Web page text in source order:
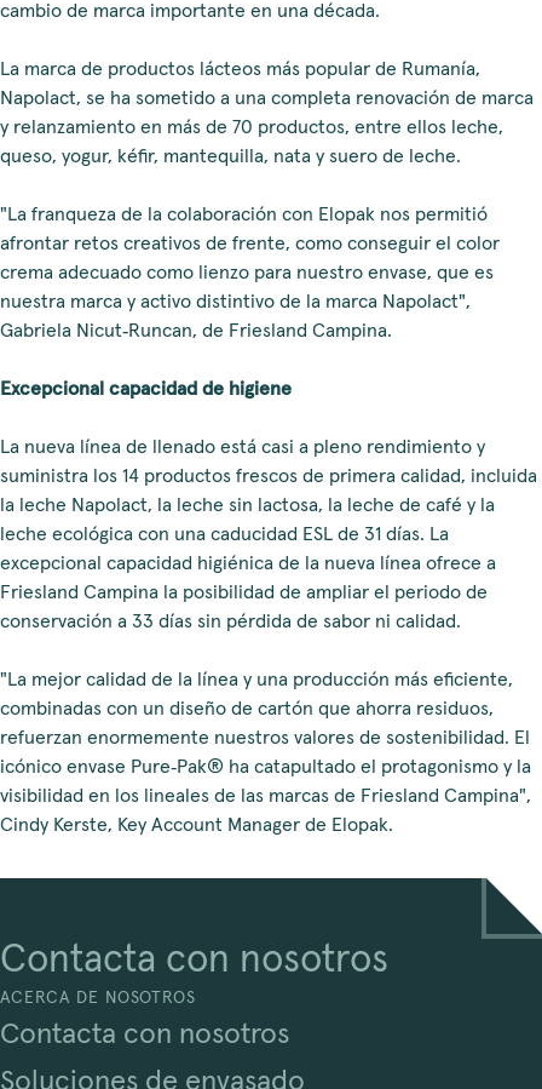
cambio de marca importante en una década.
La marca de productos lácteos más popular de Rumanía,
Napolact, se ha sometido a una completa renovación de marca
y relanzamiento en más de 70 productos, entre ellos leche,
queso, yogur, kéfir, mantequilla, nata y suero de leche.
"La franqueza de la colaboración con Elopak nos permitió
afrontar retos creativos de frente, como conseguir el color
crema adecuado como lienzo para nuestro envase, que es
nuestra marca y activo distintivo de la marca Napolact",
Gabriela Nicut‑Runcan, de Friesland Campina.
Excepcional capacidad de higiene
La nueva línea de llenado está casi a pleno rendimiento y
suministra los 14 productos frescos de primera calidad, incluida
la leche Napolact, la leche sin lactosa, la leche de café y la
leche ecológica con una caducidad ESL de 31 días. La
excepcional capacidad higiénica de la nueva línea ofrece a
Friesland Campina la posibilidad de ampliar el periodo de
conservación a 33 días sin pérdida de sabor ni calidad.
"La mejor calidad de la línea y una producción más eficiente,
combinadas con un diseño de cartón que ahorra residuos,
refuerzan enormemente nuestros valores de sostenibilidad. El
icónico envase Pure‑Pak® ha catapultado el protagonismo y la
visibilidad en los lineales de las marcas de Friesland Campina",
Cindy Kerste, Key Account Manager de Elopak.
Contacta con nosotros
ACERCA DE NOSOTROS
Contacta con nosotros
Soluciones de envasado